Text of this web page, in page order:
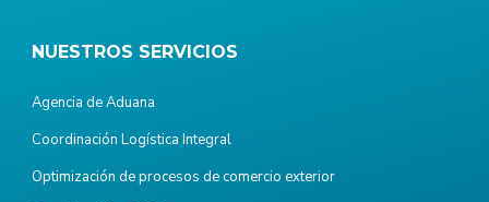
NUESTROS SERVICIOS
Agencia de Aduana
Coordinación Logística Integral
Optimización de procesos de comercio exterior